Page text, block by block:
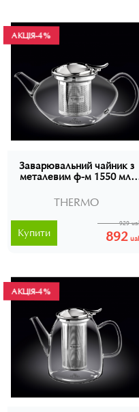
АКЦІЯ-4%
Заварювальний чайник з
металевим ф-м 1550 мл,
THERMO
892
929
Купити
АКЦІЯ-4%